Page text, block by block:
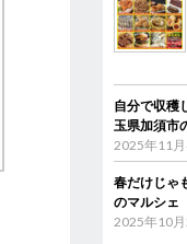
自分で収穫
玉県加須市
2025年11月
春だけじゃ
のマルシェ
2025年10